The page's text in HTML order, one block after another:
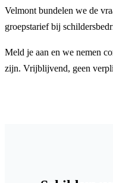
Velmont bundelen we de
groepstarief bij
Meld je aan en we nemen
zijn. Vrijblijvend, geen